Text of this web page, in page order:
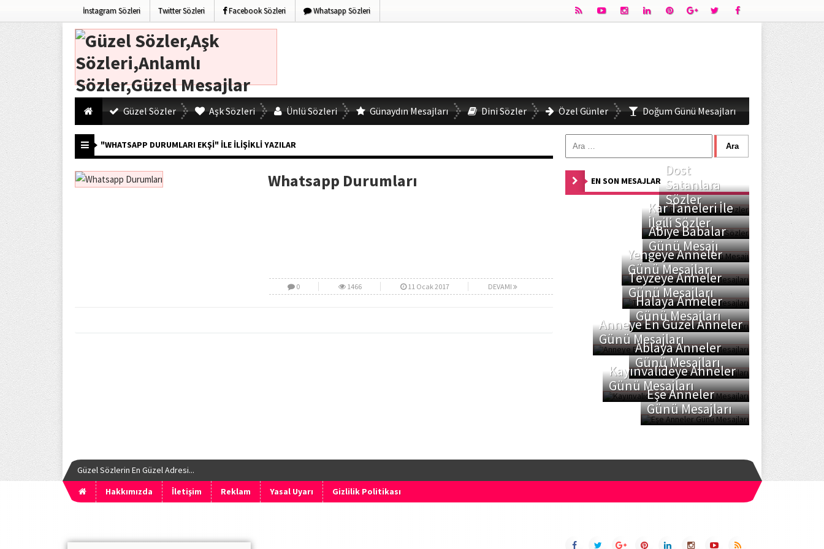
İnstagram Sözleri Twitter Sözleri Facebook Sözleri Whatsapp Sözleri
Güzel Sözler Aşk Sözleri Ünlü Sözleri Günaydın Mesajları Dini Sözler Özel Günler Doğum Günü Mesajları
"WHATSAPP DURUMLARI EKŞI" ILE İLIŞIKLI YAZILAR
Whatsapp Durumları
0 1466 11 Ocak 2017 DEVAMI
EN SON MESAJLAR
Dost
Satanlara
Sözler
Kar Taneleri İle
İlgili Sözler
Abiye Babalar
Günü Mesajı
Yengeye Anneler
Günü Mesajları
Teyzeye Anneler
Günü Mesajları
Halaya Anneler
Günü Mesajları
Anneye En Güzel Anneler
Günü Mesajları
Ablaya Anneler
Günü Mesajları
Kayınvalideye Anneler
Günü Mesajları
Eşe Anneler
Günü Mesajları
Güzel Sözlerin En Güzel Adresi...
Hakkımızda
İletişim Reklam Yasal Uyarı Gizlilik Politikası